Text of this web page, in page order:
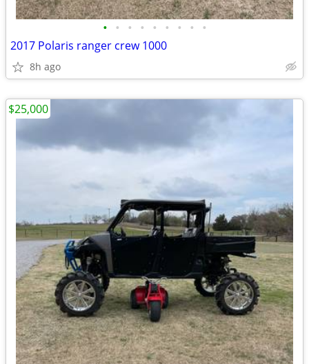
• • • • • • • • •
2017 Polaris ranger crew 1000
8h ago
$25,000